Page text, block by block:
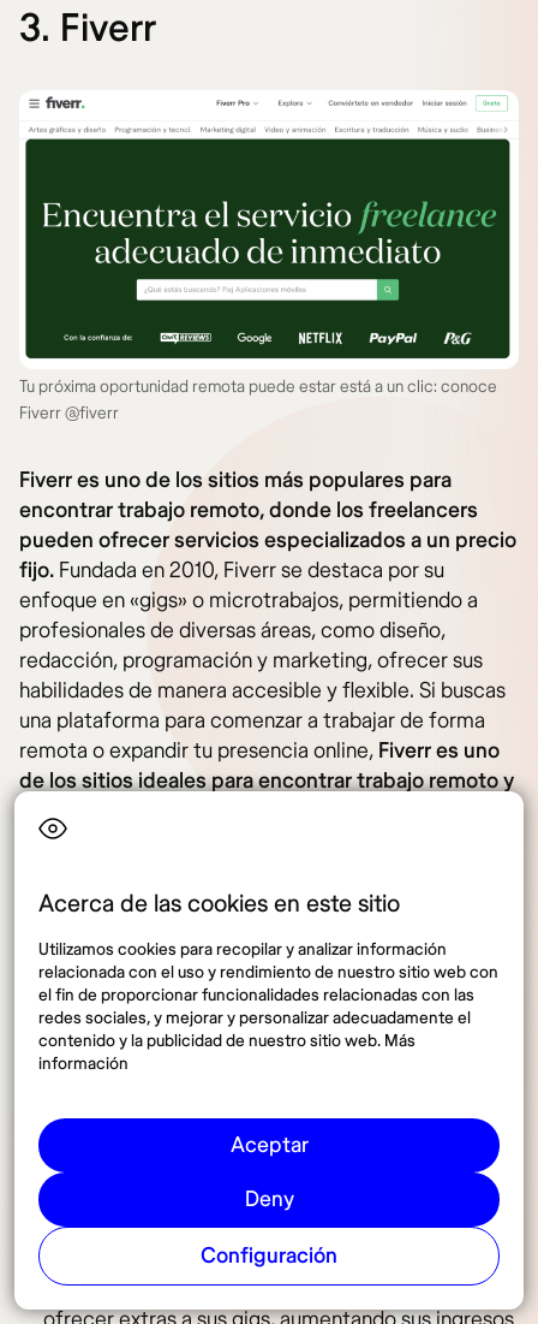
Acerca de las cookies en este sitio
Utilizamos cookies para recopilar y analizar información
relacionada con el uso y rendimiento de nuestro sitio web con
el fin de proporcionar funcionalidades relacionadas con las
redes sociales, y mejorar y personalizar adecuadamente el
contenido y la publicidad de nuestro sitio web. Más
información
Aceptar
Deny
Configuración
3. Fiverr
Tu próxima oportunidad remota puede estar está a un clic: conoce
Fiverr @fiverr
Fiverr es uno de los sitios más populares para
encontrar trabajo remoto, donde los freelancers
pueden ofrecer servicios especializados a un precio
fijo. Fundada en 2010, Fiverr se destaca por su
enfoque en «gigs» o microtrabajos, permitiendo a
profesionales de diversas áreas, como diseño,
redacción, programación y marketing, ofrecer sus
habilidades de manera accesible y flexible. Si buscas
una plataforma para comenzar a trabajar de forma
remota o expandir tu presencia online, Fiverr es uno
de los sitios ideales para encontrar trabajo remoto y
conectar con clientes de todo el mundo.
Características principales
Gigs
: los freelancers pueden crear y publicar gigs
en diferentes categorías, estableciendo sus
propios precios y descripciones detalladas del
Servicios adicionales: los freelancers pueden